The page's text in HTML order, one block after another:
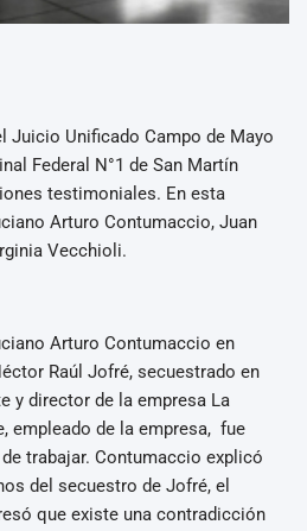
Juicio Unificado Campo de Mayo
Federal N°1 de San Martín
testimoniales. En esta
Arturo Contumaccio, Juan
Vecchioli.
Arturo Contumaccio en
Raúl Jofré, secuestrado en
y director de la empresa La
empleado de la empresa, fue
trabajar. Contumaccio explicó
del secuestro de Jofré, el
que existe una contradicción